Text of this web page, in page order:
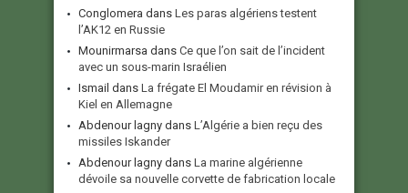
Conglomera dans Les paras algériens testent
l’AK12 en Russie
Mounirmarsa dans Ce que l’on sait de l’incident
avec un sous-marin Israélien
Ismail dans La frégate El Moudamir en révision à
Kiel en Allemagne
Abdenour lagny dans L’Algérie a bien reçu des
missiles Iskander
Abdenour lagny dans La marine algérienne
dévoile sa nouvelle corvette de fabrication locale